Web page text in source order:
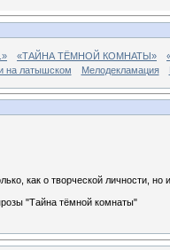
«ТАЙНА ТЁМНОЙ КОМНАТЫ»
на латышском Мелодекламация
как о творческой личности,
"Тайна тёмной комнаты"